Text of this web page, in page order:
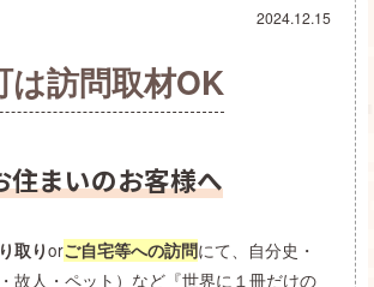
2024.12.15
は訪問取材OK
住まいのお客様へ
取りorご自宅等への訪問にて、自分史・
故人・ペット）など『世界に１冊だけの